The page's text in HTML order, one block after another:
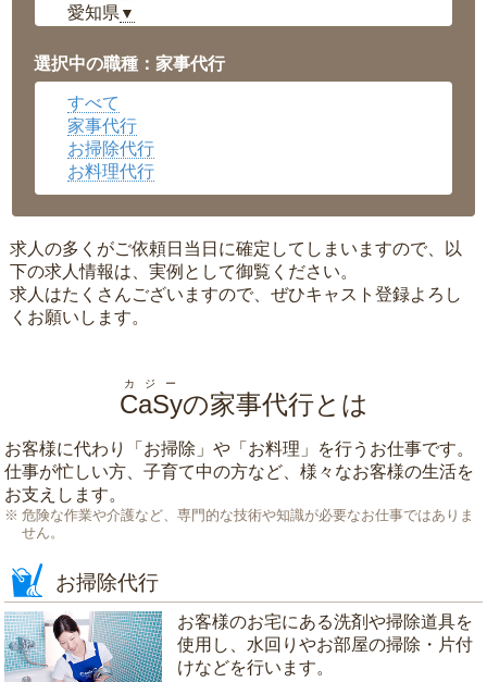
愛知県 ▼
岡山県▼
広島県▼
沖縄県
選択中の職種：家事代行
すべて
家事代行
お掃除代行
お料理代行
求人の多くがご依頼日当日に確定してしまいますので、以
下の求人情報は、実例として御覧ください。
求人はたくさんございますので、ぜひキャスト登録よろし
くお願いします。
CaSy
カジー
の家事代行とは
お客様に代わり「 お掃除 」や「 お料理 」を行うお仕事です。
仕事が忙しい方、子育て中の方など、様々なお客様の生活を
お支えします。
危険な作業や介護など、専門的な技術や知識が必要なお仕事ではありま
せん。
お掃除代行
お客様のお宅にある洗剤や掃除道具を
使用し、水回りやお部屋の掃除・片付
けなどを行います。